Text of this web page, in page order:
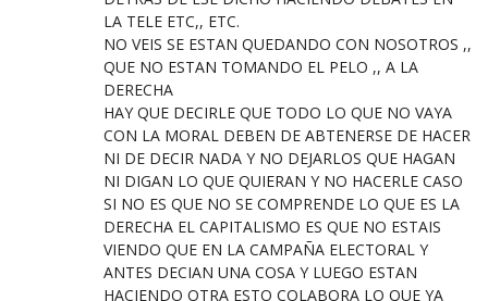
LA TELE ETC,, ETC.
NO VEIS SE ESTAN QUEDANDO CON NOSOTROS ,,
QUE NO ESTAN TOMANDO EL PELO ,, A LA
DERECHA
HAY QUE DECIRLE QUE TODO LO QUE NO VAYA
CON LA MORAL DEBEN DE ABTENERSE DE HACER
NI DE DECIR NADA Y NO DEJARLOS QUE HAGAN
NI DIGAN LO QUE QUIERAN Y NO HACERLE CASO
SI NO ES QUE NO SE COMPRENDE LO QUE ES LA
DERECHA EL CAPITALISMO ES QUE NO ESTAIS
VIENDO QUE EN LA CAMPAÑA ELECTORAL Y
ANTES DECIAN UNA COSA Y LUEGO ESTAN
HACIENDO OTRA ESTO COLABORA LO QUE YA